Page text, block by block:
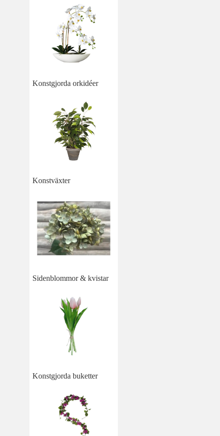
Konstgjorda orkidéer
Konstväxter
Sidenblommor & kvistar
Konstgjorda buketter